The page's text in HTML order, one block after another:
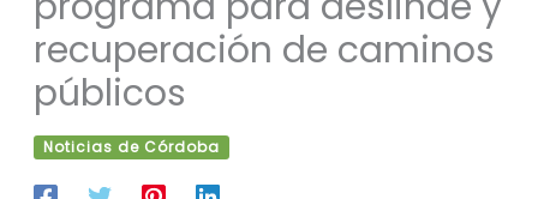
recuperación de caminos
públicos
Noticias de Córdoba